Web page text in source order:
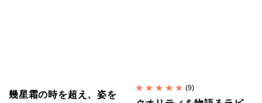
純銀では傷がつきやすく装飾品に向かないため、耐久
幾星霜の時を超え、姿を
(9)